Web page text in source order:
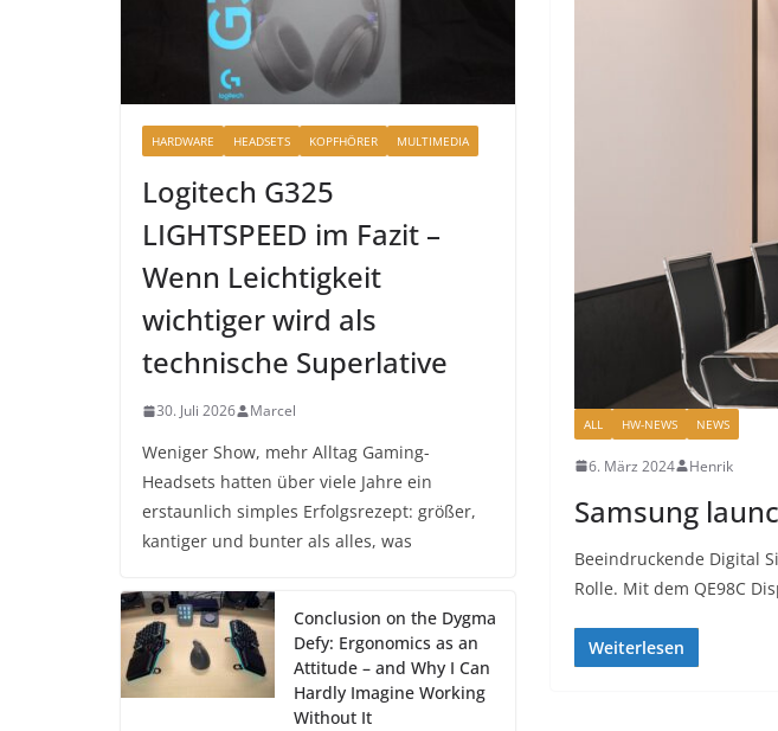
ALL HW-NEWS NEWS
6. März 2024 Henrik
Samsung
Beeindruckende Digital
Rolle. Mit dem QE98C
Weiterlesen
HARDWARE HEADSETS KOPFHÖRER MULTIMEDIA
Logitech G325
LIGHTSPEED im Fazit –
Wenn Leichtigkeit
wichtiger wird als
technische Superlative
30. Juli 2026 Marcel
Weniger Show, mehr Alltag Gaming-
Headsets hatten über viele Jahre ein
erstaunlich simples Erfolgsrezept: größer,
kantiger und bunter als alles, was
Conclusion on the Dygma
Defy: Ergonomics as an
Attitude – and Why I Can
Hardly Imagine Working
Without It